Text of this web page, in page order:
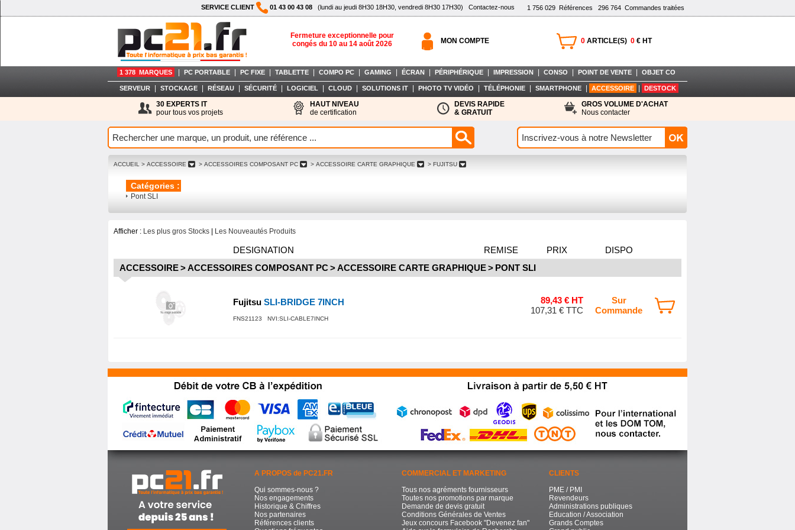
1 756 029 Références 296 764 Commandes traitées
SERVICE CLIENT 01 43 00 43 08 (lundi au jeudi 8H30 18H30, vendredi 8H30 17H30) Contactez-nous
Fermeture exceptionnelle pour
congés du 10 au 14 août 2026
0 ARTICLE(S) 0 € HT
MON COMPTE
1 378 MARQUES PC PORTABLE PC FIXE TABLETTE COMPO PC GAMING ÉCRAN PÉRIPHÉRIQUE IMPRESSION CONSO POINT DE VENTE OBJET CO
SERVEUR STOCKAGE RÉSEAU SÉCURITÉ LOGICIEL CLOUD SOLUTIONS IT PHOTO TV VIDÉO TÉLÉPHONIE SMARTPHONE ACCESSOIRE DESTOCK
30 EXPERTS IT
pour tous vos projets
HAUT NIVEAU
de certification
DEVIS RAPIDE
& GRATUIT
GROS VOLUME D'ACHAT
Nous contacter
ACCUEIL > ACCESSOIRE > ACCESSOIRES COMPOSANT PC > ACCESSOIRE CARTE GRAPHIQUE > FUJITSU
Catégories :
Pont SLI
Afficher : Les plus gros Stocks Les Nouveautés Produits
DESIGNATION REMISE PRIX
DISPO
ACCESSOIRE>ACCESSOIRES COMPOSANT PC>ACCESSOIRE CARTE GRAPHIQUE> PONT SLI
Fujitsu SLI-BRIDGE 7INCH
FNS21123 NVI:SLI-CABLE7INCH
89,43 € HT
107,31 € TTC
Sur
Commande
A PROPOS de PC21.FR
Qui sommes-nous ?
Nos engagements
Historique & Chiffres
Nos partenaires
Références clients
COMMERCIAL ET MARKETING
Tous nos agréments fournisseurs
Toutes nos promotions par marque
Demande de devis gratuit
Conditions Générales de Ventes
Jeux concours Facebook "Devenez fan"
CLIENTS
PME / PMI
Revendeurs
Administrations publiques
Education / Association
Grands Comptes